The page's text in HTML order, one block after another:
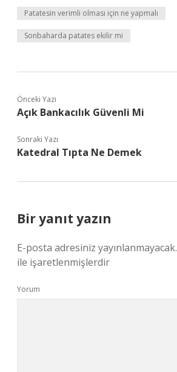
Patatesin verimli olması için ne yapmalı
Sonbaharda patates ekilir mi
Önceki Yazı
Açık Bankacılık Güvenli Mi
Sonraki Yazı
Katedral Tıpta Ne Demek
Bir yanıt yazın
E-posta adresiniz yayınlanmayacak.
ile işaretlenmişlerdir
Yorum